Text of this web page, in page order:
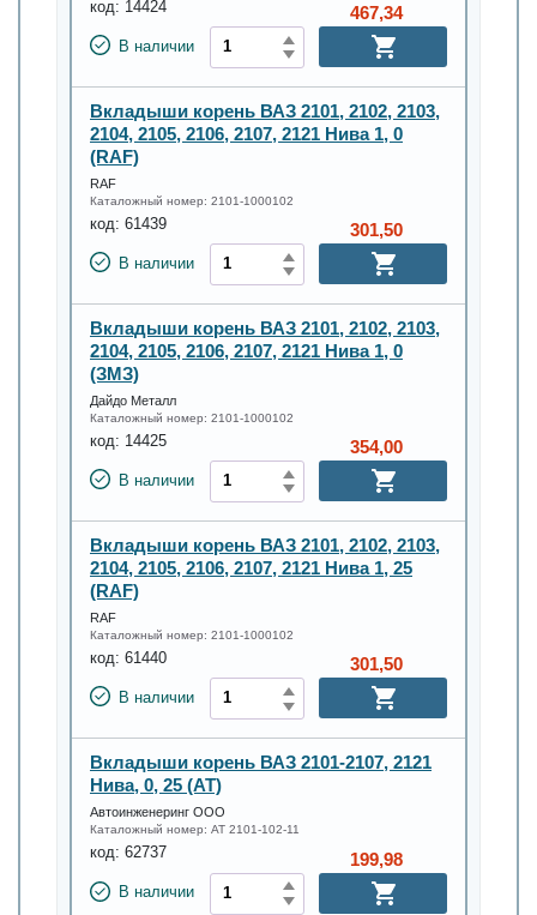
код: 14424
В наличии
467,34
Вкладыши корень ВАЗ 2101, 2102, 2103,
2104, 2105, 2106, 2107, 2121 Нива 1, 0
(RAF)
RAF
Каталожный номер: 2101-1000102
код: 61439
В наличии
301,50
Вкладыши корень ВАЗ 2101, 2102, 2103,
2104, 2105, 2106, 2107, 2121 Нива 1, 0
(ЗМЗ)
Дайдо Металл
Каталожный номер: 2101-1000102
код: 14425
В наличии
354,00
Вкладыши корень ВАЗ 2101, 2102, 2103,
2104, 2105, 2106, 2107, 2121 Нива 1, 25
(RAF)
RAF
Каталожный номер: 2101-1000102
код: 61440
В наличии
301,50
Вкладыши корень ВАЗ 2101-2107, 2121
Нива, 0, 25 (AT)
Автоинженеринг ООО
Каталожный номер: AT 2101-102-11
код: 62737
В наличии
199,98